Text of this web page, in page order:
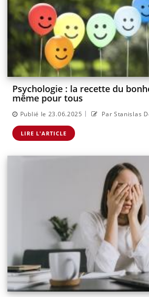
Psychologie : la recette du
même pour tous
Publié le 23.06.2025 | Par Stanislas
LIRE L'ARTICLE